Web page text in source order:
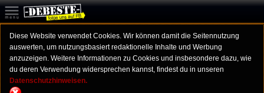
Diese Website verwendet Cookies. Wir können damit die Seitennutzung
auswerten, um nutzungsbasiert redaktionelle Inhalte und Werbung
anzuzeigen. Weitere Informationen zu Cookies und insbesondere dazu, wie
du deren Verwendung widersprechen kannst, findest du in unseren
Datenschutzhinweisen.